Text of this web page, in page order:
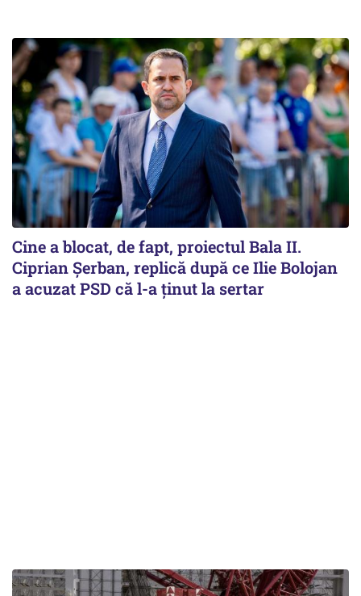
Cine a blocat, de fapt, proiectul Bala II.
Ciprian Șerban, replică după ce Ilie Bolojan
a acuzat PSD că l-a ținut la sertar